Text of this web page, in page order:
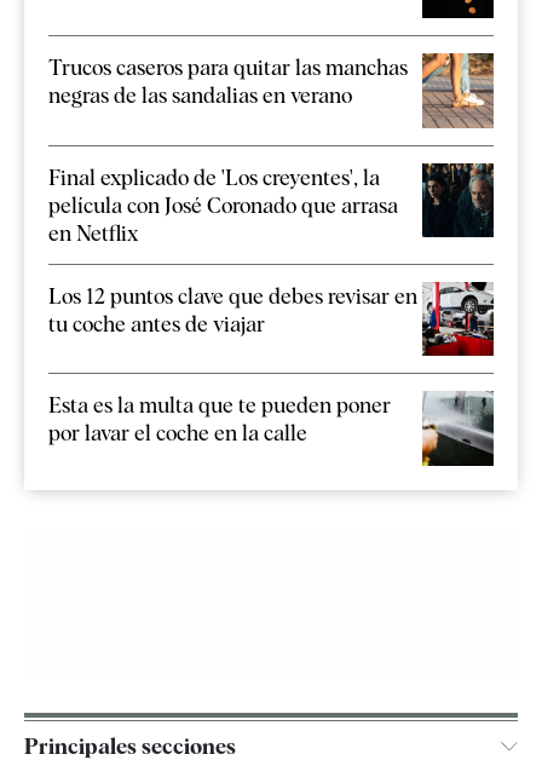
Trucos caseros para quitar las manchas
negras de las sandalias en verano
Final explicado de 'Los creyentes', la
película con José Coronado que arrasa
en Netflix
Los 12 puntos clave que debes revisar en
tu coche antes de viajar
Esta es la multa que te pueden poner
por lavar el coche en la calle
Principales secciones